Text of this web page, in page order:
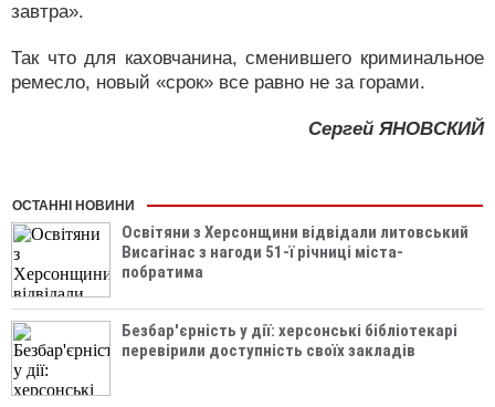
завтра».
Так что для каховчанина, сменившего криминальное
ремесло, новый «срок» все равно не за горами.
Сергей ЯНОВСКИЙ
ОСТАННІ НОВИНИ
Освітяни з Херсонщини відвідали литовський
Висагінас з нагоди 51-ї річниці міста-
побратима
Безбар'єрність у дії: херсонські бібліотекарі
перевірили доступність своїх закладів